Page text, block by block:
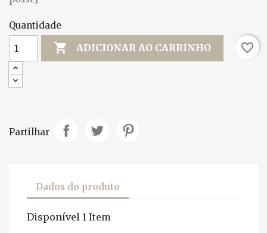
Quantidade
 ADICIONAR AO CARRINHO favorite_border
Partilhar
Dados do produto
Disponível 1 Item